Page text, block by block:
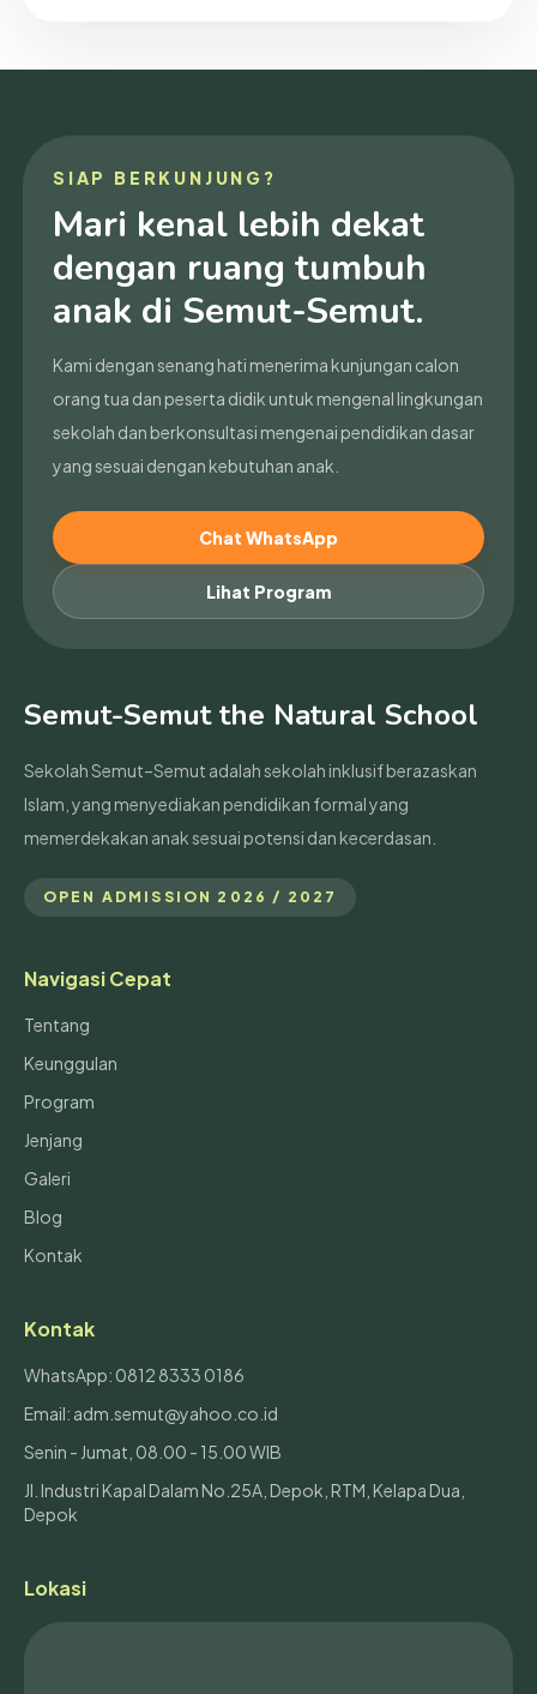
SIAP BERKUNJUNG?
Mari kenal lebih dekat
dengan ruang tumbuh
anak di Semut-Semut.
Kami dengan senang hati menerima kunjungan calon
orang tua dan peserta didik untuk mengenal lingkungan
sekolah dan berkonsultasi mengenai pendidikan dasar
yang sesuai dengan kebutuhan anak.
Chat WhatsApp
Lihat Program
Semut-Semut the Natural School
Sekolah Semut–Semut adalah sekolah inklusif berazaskan
Islam, yang menyediakan pendidikan formal yang
memerdekakan anak sesuai potensi dan kecerdasan.
OPEN ADMISSION 2026 / 2027
Navigasi Cepat
Tentang
Keunggulan
Program
Jenjang
Galeri
Blog
Kontak
Kontak
WhatsApp: 0812 8333 0186
Email: adm.semut@yahoo.co.id
Senin - Jumat, 08.00 - 15.00 WIB
Jl. Industri Kapal Dalam No.25A, Depok, RTM, Kelapa Dua,
Depok
Lokasi